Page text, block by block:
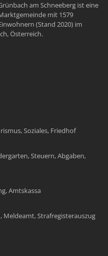
am Schneeberg ist eine
mit 1579
(Stand 2020) im
Österreich.
Soziales, Friedhof
Steuern, Abgaben,
Amtskassa
Meldeamt, Strafregisterauszug